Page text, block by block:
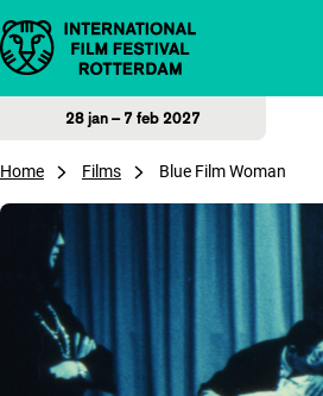
Direct naar inhoud
28 jan – 7 feb 2027
Home Films Blue Film Woman